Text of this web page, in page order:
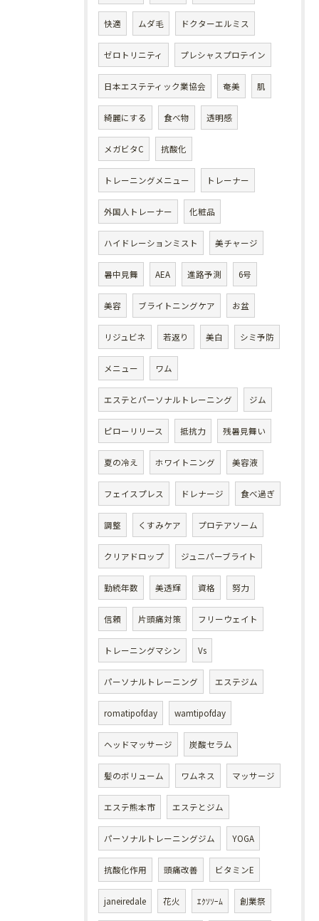
快適 ムダ毛 ドクターエルミス
ゼロトリニティ プレシャスプロテイン
日本エステティック業協会 奄美 肌
綺麗にする 食べ物 透明感
メガビタC 抗酸化
トレーニングメニュー トレーナー
外国人トレーナー 化粧品
ハイドレーションミスト 美チャージ
暑中見舞 AEA 進路予測 6号
美容 ブライトニングケア お盆
リジュビネ 若返り 美白 シミ予防
メニュー ワム
エステとパーソナルトレーニング ジム
ピローリリース 抵抗力 残暑見舞い
夏の冷え ホワイトニング 美容液
フェイスプレス ドレナージ 食べ過ぎ
調整 くすみケア プロテアソーム
クリアドロップ ジュニパーブライト
勤続年数 美透輝 資格 努力
信頼 片頭痛対策 フリーウェイト
トレーニングマシン Vs
パーソナルトレーニング エステジム
romatipofday wamtipofday
ヘッドマッサージ 炭酸セラム
髪のボリューム ワムネス マッサージ
エステ熊本市 エステとジム
パーソナルトレーニングジム YOGA
抗酸化作用 頭痛改善 ビタミンE
janeiredale 花火 ｴｸｿｿｰﾑ 創業祭